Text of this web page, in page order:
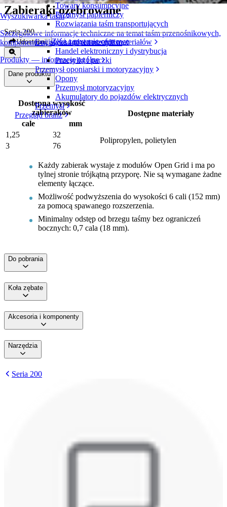
Wyszukiwarka taśm
Szczegółowe informacje techniczne na temat taśm przenośnikowych,
komponentów, akcesoriów i nie tylko
Produkty — informacje ogólne
Towary konsumpcyjne
Przemysł papierniczy
Rozwiązania taśm transportujących
Logistyka i przenoszenie materiałów
Handel elektroniczny i dystrybucja
Przesyłki i paczki
Przemysł oponiarski i motoryzacyjny
Opony
Przemysł motoryzacyjny
Akumulatory do pojazdów elektrycznych
Przemysł
Przegląd branż
Zabieraki ożebrowane
Seria 200
Udostępnij Złóż zapytanie ofertowe
Dane produktu
Dostępna wysokość
zabieraków
Dostępne materiały
cale
mm
1,25
32
Polipropylen, polietylen
3 76
Każdy zabierak wystaje z modułów Open Grid i ma po
tylnej stronie trójkątną przyporę. Nie są wymagane żadne
elementy łączące.
Możliwość podwyższenia do wysokości 6 cali (152 mm)
za pomocą spawanego rozszerzenia.
Minimalny odstęp od brzegu taśmy bez ograniczeń
bocznych: 0,7 cala (18 mm).
Do pobrania
Koła zębate
Akcesoria i komponenty
Narzędzia
Seria 200